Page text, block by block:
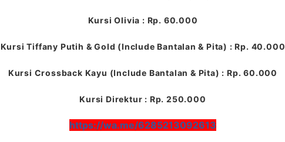
Kursi Olivia : Rp. 60.000
Kursi Tiffany Putih & Gold (Include Bantalan & Pita) : Rp. 40.000
Kursi Crossback Kayu (Include Bantalan & Pita) : Rp. 60.000
Kursi Direktur : Rp. 250.000
https://wa.me/6285213092613